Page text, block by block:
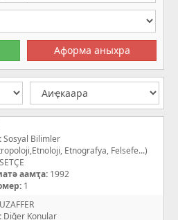
Sosyal Bilimler
Etnografya, Felsefe...)
аамҭа: 1992
1
Diğer Konular